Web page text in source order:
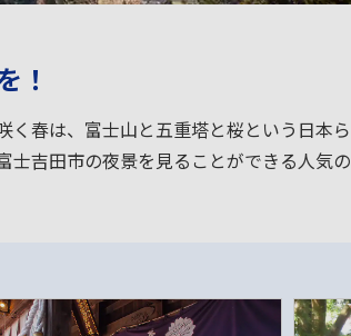
！
春は、富士山と五重塔と桜という日本
吉田市の夜景を見ることができる人気の